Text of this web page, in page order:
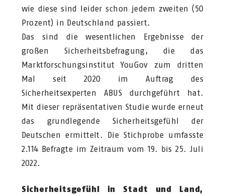
wie diese sind leider schon jedem zweiten (50
Prozent) in Deutschland passiert.
Das sind die wesentlichen Ergebnisse der
großen Sicherheitsbefragung, die das
Marktforschungsinstitut YouGov zum dritten
Mal seit 2020 im Auftrag des
Sicherheitsexperten ABUS durchgeführt hat.
Mit dieser repräsentativen Studie wurde erneut
das grundlegende Sicherheitsgefühl der
Deutschen ermittelt. Die Stichprobe umfasste
2.114 Befragte im Zeitraum vom 19. bis 25. Juli
2022.
Sicherheitsgefühl in Stadt und Land,